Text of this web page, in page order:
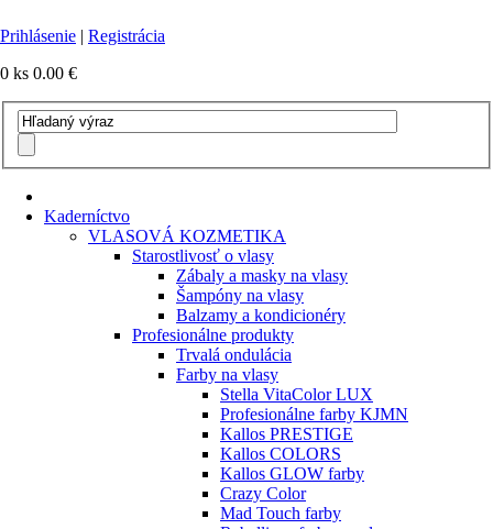
Prihlásenie | Registrácia
0 ks 0.00 €
Kaderníctvo
VLASOVÁ KOZMETIKA
Starostlivosť o vlasy
Zábaly a masky na vlasy
Šampóny na vlasy
Balzamy a kondicionéry
Profesionálne produkty
Trvalá ondulácia
Farby na vlasy
Stella VitaColor LUX
Profesionálne farby KJMN
Kallos PRESTIGE
Kallos COLORS
Kallos GLOW farby
Crazy Color
Mad Touch farby